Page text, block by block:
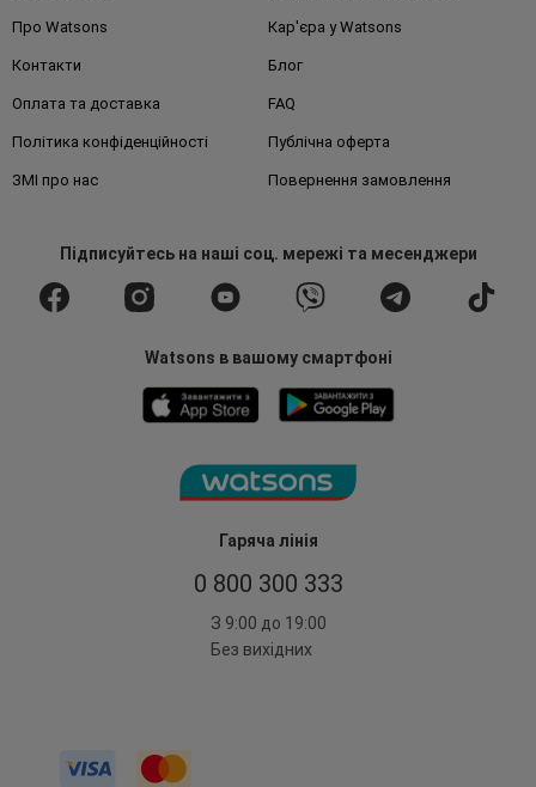
Гаряча лінія
0 800 300 333
З 9:00 до 19:00
Без вихідних
Про Watsons Кар'єра у Watsons
Контакти Блог
Оплата та доставка FAQ
Політика конфіденційності Публічна оферта
ЗМІ про нас Повернення замовлення
Підписуйтесьна наші соц. мережі та месенджери
Watsons в вашому смартфоні